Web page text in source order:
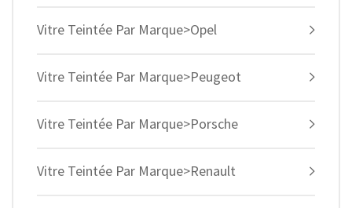
Vitre Teintée Par Marque>Opel
Vitre Teintée Par Marque>Peugeot
Vitre Teintée Par Marque>Porsche
Vitre Teintée Par Marque>Renault